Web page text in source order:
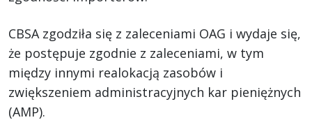
CBSA zgodziła się z zaleceniami OAG i wydaje się,
że postępuje zgodnie z zaleceniami, w tym
między innymi realokacją zasobów i
zwiększeniem administracyjnych kar pieniężnych
(AMP).